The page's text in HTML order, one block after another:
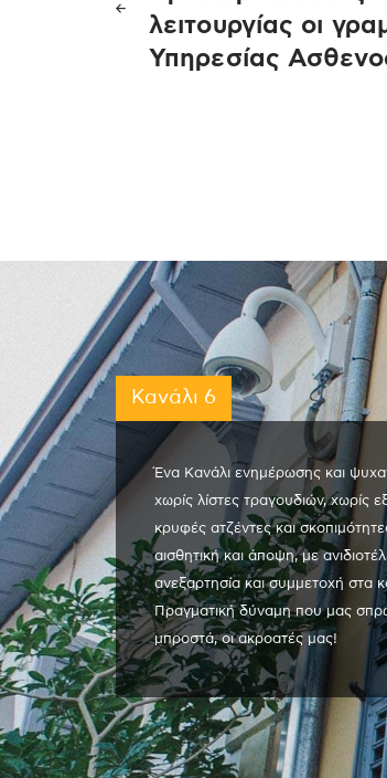
άρθρων
λειτουργίας οι
Υπηρεσίας
Κανάλι 6
Ένα Κανάλι ενημέρωσης και
χωρίς λίστες τραγουδιών, χωρίς
κρυφές ατζέντες και
αισθητική και άποψη, με
ανεξαρτησία και συμμετοχή στα
Πραγματική δύναμη που μας
μπροστά, οι ακροατές μας!